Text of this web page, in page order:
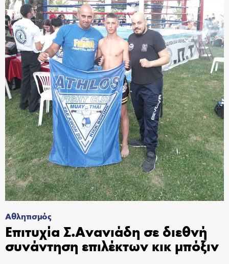
Αθλητισμός
Επιτυχία Σ.Ανανιάδη σε διεθνή
συνάντηση επιλέκτων κικ μπόξιν